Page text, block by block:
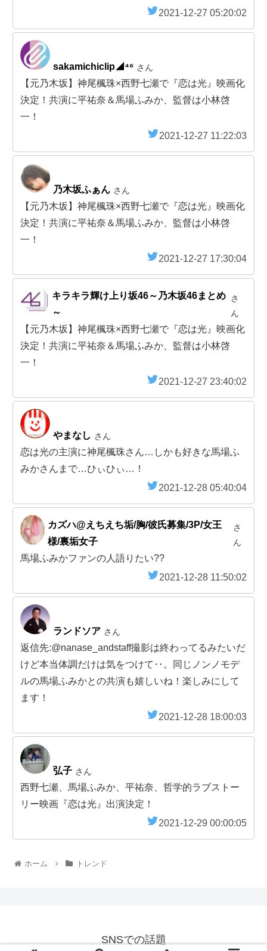
2021-12-27 05:20:02
sakamichiclip◢⁴⁶ さん
【元乃木坂】神尾楓珠×西野七瀬で『恋は光』映画化
決定！共演に平祐奈＆馬場ふみか、監督は小林啓
一！
2021-12-27 11:22:03
乃木坂ふぁん さん
【元乃木坂】神尾楓珠×西野七瀬で『恋は光』映画化
決定！共演に平祐奈＆馬場ふみか、監督は小林啓
一！
2021-12-27 17:30:04
キラキラ輝け上り坂46～乃木坂46まとめ
～
さ
ん
【元乃木坂】神尾楓珠×西野七瀬で『恋は光』映画化
決定！共演に平祐奈＆馬場ふみか、監督は小林啓
一！
2021-12-27 23:40:02
やまなし さん
恋は光の主演に神尾楓珠さん…しかも好きな馬場ふ
みかさんまで…ひぃひぃ…！
2021-12-28 05:40:04
カズハ@えちえち垢/胸/彼氏募集/3P/女王
様/裏垢女子
さ
ん
馬場ふみかファンの人語りたい??
2021-12-28 11:50:02
ランドソア さん
返信先:@nanase_andstaff撮影は終わってるみたいだ
けど本当体調だけは気をつけて‥。同じノンノモデ
ルの馬場ふみかとの共演も嬉しいね！楽しみにして
ます！
2021-12-28 18:00:03
弘子 さん
西野七瀬、馬場ふみか、平祐奈、哲学的ラブストー
リー映画『恋は光』出演決定！
2021-12-29 00:00:05
ホーム トレンド
SNSでの話題